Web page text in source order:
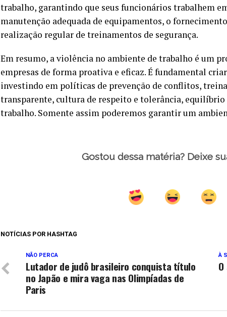
trabalho, garantindo que seus funcionários trabalhem
manutenção adequada de equipamentos, o
realização regular de treinamentos de segurança.
Em resumo, a violência no ambiente de trabalho é um
empresas de forma proativa e eficaz. É fundamental
investindo em políticas de prevenção de conflitos,
transparente, cultura de respeito e tolerância, equilíbrio
trabalho. Somente assim poderemos garantir um
Gostou dessa matéria? Deixe
NOTÍCIAS POR HASHTAG
À
NÃO PERCA
Lutador de judô brasileiro conquista título
no Japão e mira vaga nas Olimpíadas de
Paris